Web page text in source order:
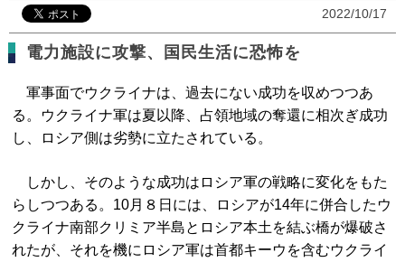
2022/10/17
電力施設に攻撃、国民生活に恐怖を
軍事面でウクライナは、過去にない成功を収めつつあ
る。ウクライナ軍は夏以降、占領地域の奪還に相次ぎ成功
し、ロシア側は劣勢に立たされている。
しかし、そのような成功はロシア軍の戦略に変化をもた
らしつつある。10月８日には、ロシアが14年に併合したウ
クライナ南部クリミア半島とロシア本土を結ぶ橋が爆破さ
れたが、それを機にロシア軍は首都キーウを含むウクライ